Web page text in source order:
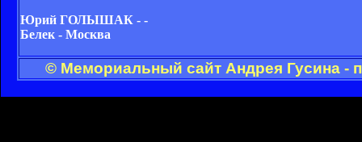
Юрий ГОЛЫШАК - -
Белек - Москва
© Мемориальный сайт Андрея Гусина -